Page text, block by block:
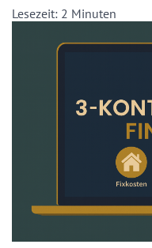
Lesezeit: 2 Minuten